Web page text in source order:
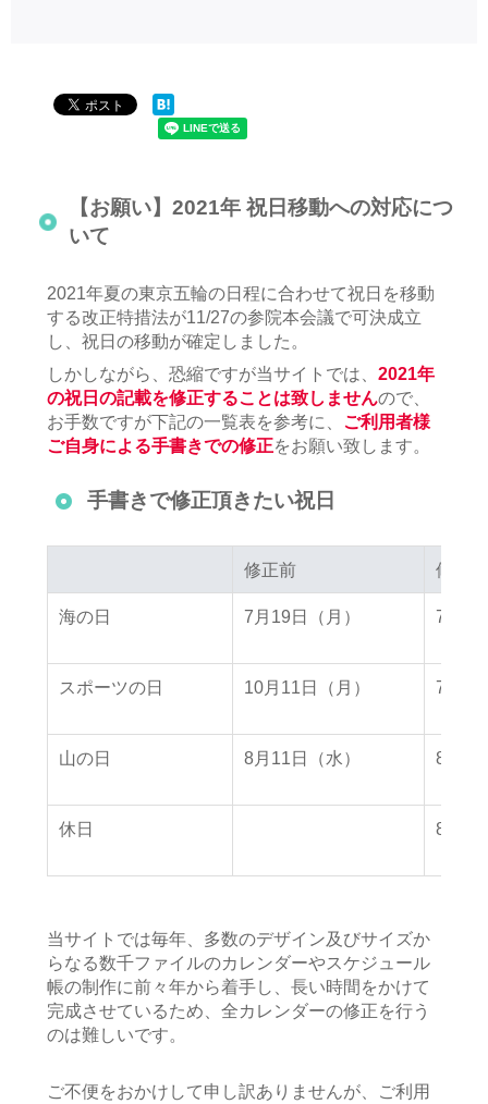
【お願い】2021年 祝日移動への対応につ
いて
2021年夏の東京五輪の日程に合わせて祝日を移動
する改正特措法が11/27の参院本会議で可決成立
し、祝日の移動が確定しました。
しかしながら、恐縮ですが当サイトでは、 2021年
の祝日の記載を修正することは致しませんので、
お手数ですが下記の一覧表を参考に、 ご利用者様
ご自身による手書きでの修正をお願い致します。
手書きで修正頂きたい祝日
修正前 修正後
海の日 7月19日（月） 7月22
スポーツの日 10月11日（月） 7月23
山の日 8月11日（水） 8月8
休日 8月9
修正前 修正後
当サイトでは毎年、多数のデザイン及びサイズか
らなる数千ファイルのカレンダーやスケジュール
帳の制作に前々年から着手し、長い時間をかけて
完成させているため、全カレンダーの修正を行う
のは難しいです。
ご不便をおかけして申し訳ありませんが、ご利用